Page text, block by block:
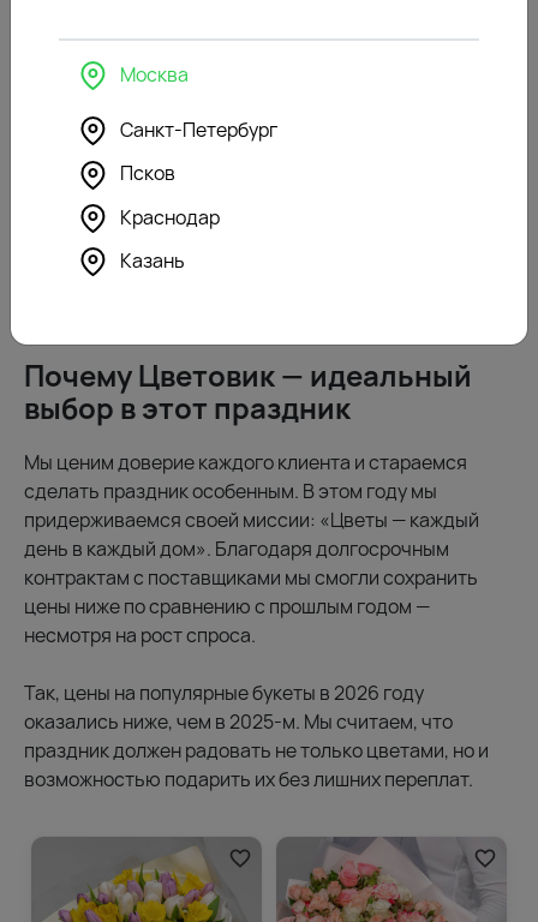
марта это — большое заблуждение.
Цветы — живой продукт, и их количество ограничено.
Курьеры быстры, но они передвигаются не на
звездолетах. Свободные тайм-слоты для доставки
резко сокращаются еще за несколько дней до
праздника.
Почему Цветовик — идеальный
выбор в этот праздник
Мы ценим доверие каждого клиента и стараемся
сделать праздник особенным. В этом году мы
придерживаемся своей миссии: «Цветы — каждый
день в каждый дом». Благодаря долгосрочным
контрактам с поставщиками мы смогли сохранить
цены ниже по сравнению с прошлым годом —
несмотря на рост спроса.
Так, цены на популярные букеты в 2026 году
оказались ниже, чем в 2025-м. Мы считаем, что
праздник должен радовать не только цветами, но и
возможностью подарить их без лишних переплат.
Москва
Санкт-Петербург
Псков
Краснодар
Казань